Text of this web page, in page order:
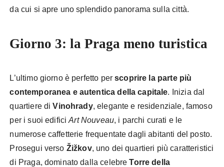
da cui si apre uno splendido panorama sulla città.
Giorno 3: la Praga meno turistica
L’ultimo giorno è perfetto perscoprire la parte più
contemporanea e autentica della capitale. Inizia dal
quartiere diVinohrady, elegante e residenziale, famoso
per i suoi edificiArt Nouveau, i parchi curati e le
numerose caffetterie frequentate dagli abitanti del posto.
Prosegui verso Žižkov, uno dei quartieri più caratteristici
di Praga, dominato dalla celebreTorre della